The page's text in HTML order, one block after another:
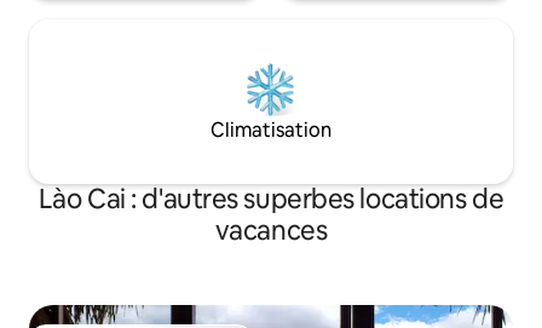
Climatisation
Lào Cai : d'autres superbes locations de
vacances